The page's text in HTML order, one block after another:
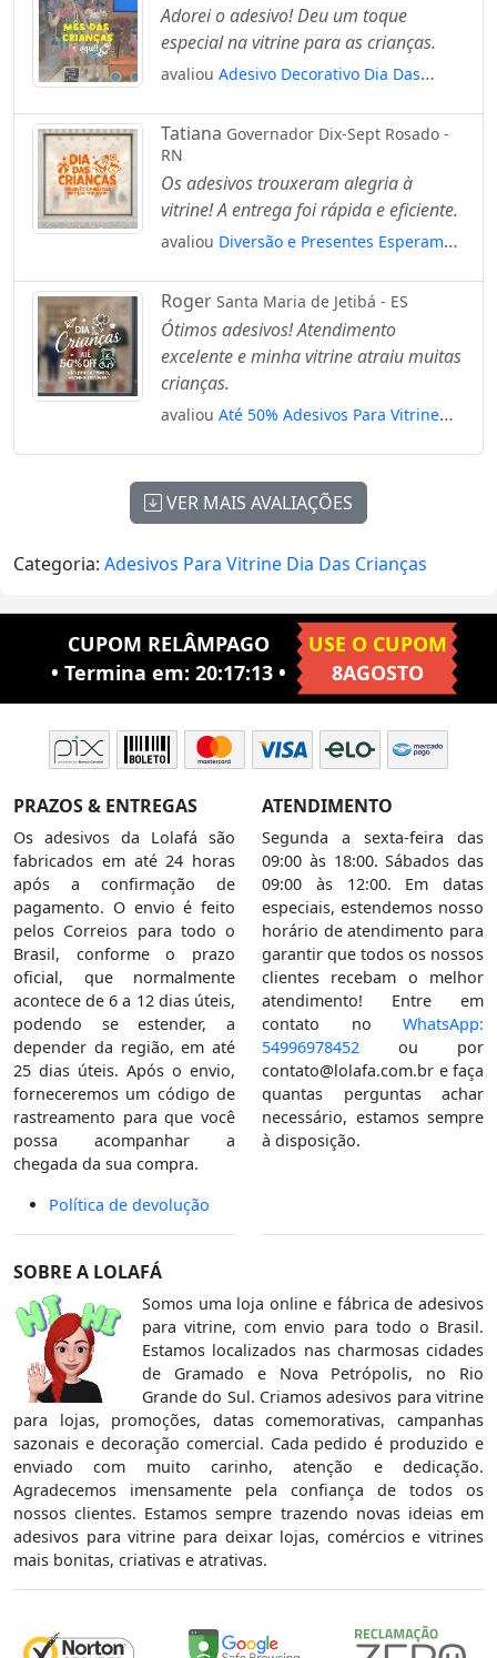
Adorei o adesivo! Deu um toque
especial na vitrine para as crianças.
avaliou Adesivo Decorativo Dia Das
Tatiana Governador Dix-Sept Rosado -
RN
Os adesivos trouxeram alegria à
vitrine! A entrega foi rápida e eficiente.
avaliou Diversão e Presentes Esperam
Crianças Mod:80
Roger Santa Maria de Jetibá - ES
Ótimos adesivos! Atendimento
excelente e minha vitrine atraiu muitas
crianças.
avaliou Até 50% Adesivos Para Vitrine
VER MAIS AVALIAÇÕES
Categoria: Adesivos Para Vitrine Dia Das Crianças
CUPOM RELÂMPAGO
• Termina em: 20:17:12•
USE O CUPOM
8AGOSTO
PRAZOS & ENTREGAS
Os adesivos da Lolafá são
fabricados em até 24 horas
após a confirmação de
pagamento. O envio é feito
pelos Correios para todo o
Brasil, conforme o prazo
oficial, que normalmente
acontece de 6 a 12 dias úteis,
podendo se estender, a
depender da região, em até
25 dias úteis. Após o envio,
forneceremos um código de
rastreamento para que você
possa acompanhar a
chegada da sua compra.
Política de devolução
ATENDIMENTO
Segunda a sexta-feira das
09:00 às 18:00. Sábados das
09:00 às 12:00. Em datas
especiais, estendemos nosso
horário de atendimento para
garantir que todos os nossos
clientes recebam o melhor
atendimento! Entre em
contato no WhatsApp:
54996978452 ou por
contato@lolafa.com.br e faça
quantas perguntas achar
necessário, estamos sempre
à disposição.
SOBRE A LOLAFÁ
Somos uma loja online e fábrica de adesivos
para vitrine, com envio para todo o Brasil.
Estamos localizados nas charmosas cidades
de Gramado e Nova Petrópolis, no Rio
Grande do Sul. Criamos adesivos para vitrine
para lojas, promoções, datas comemorativas, campanhas
sazonais e decoração comercial. Cada pedido é produzido e
enviado com muito carinho, atenção e dedicação.
Agradecemos imensamente pela confiança de todos os
nossos clientes. Estamos sempre trazendo novas ideias em
adesivos para vitrine para deixar lojas, comércios e vitrines
mais bonitas, criativas e atrativas.